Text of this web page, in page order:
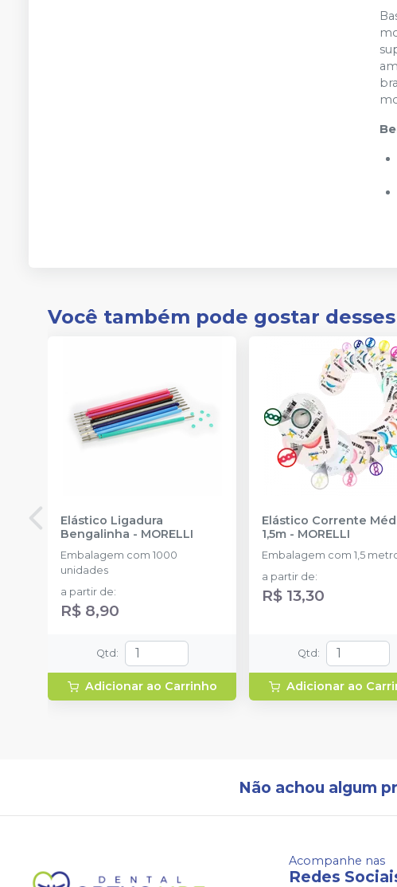
Você também pode gostar desses
Elástico Ligadura
Bengalinha - MORELLI
Embalagem com 1000
unidades
a partir de:
R$ 8,90
Qtd :
Adicionar ao Carrinho
Elástico Corrente
1,5m - MORELLI
Embalagem com 1,5
a partir de:
R$ 13,30
Qtd :
Adicionar ao
Não achou algum
Acompanhe nas
Redes